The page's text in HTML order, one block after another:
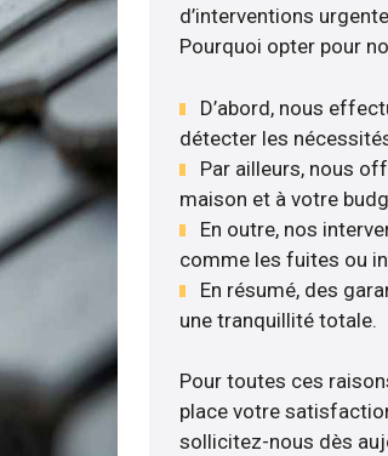
d’interventions
Pourquoi opter pour
D’abord, nous
détecter les
Par ailleurs, nous
maison et à votre
En outre, nos
comme les fuites ou
En résumé, des
une tranquillité totale.
Pour toutes ces
place votre
sollicitez-nous dès